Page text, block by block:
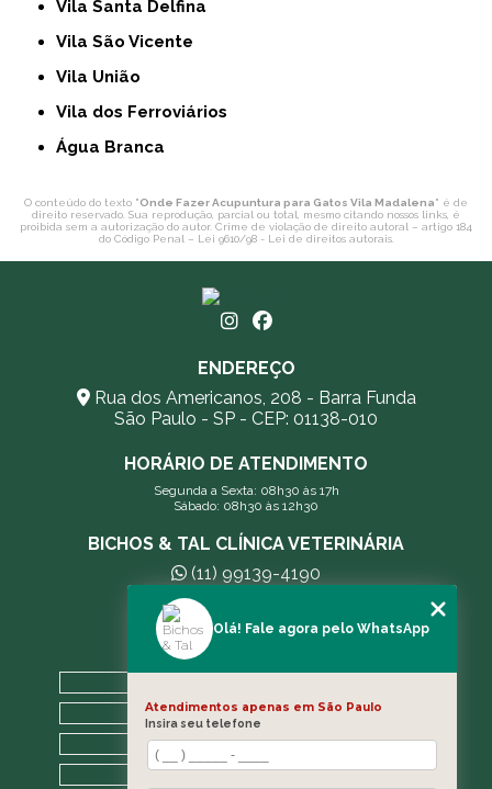
Vila Santa Delfina
Vila São Vicente
Vila União
Vila dos Ferroviários
Água Branca
O conteúdo do texto "Onde Fazer Acupuntura para Gatos Vila Madalena" é de
direito reservado. Sua reprodução, parcial ou total, mesmo citando nossos links, é
proibida sem a autorização do autor. Crime de violação de direito autoral – artigo 184
do Código Penal – Lei 9610/98 - Lei de direitos autorais.
ENDEREÇO
Rua dos Americanos, 208 - Barra Funda
São Paulo - SP - CEP: 01138-010
HORÁRIO DE ATENDIMENTO
Segunda a Sexta: 08h30 às 17h
Sábado: 08h30 às 12h30
BICHOS & TAL CLÍNICA VETERINÁRIA
(11) 99139-4190
andreleecitti5@gmail.com
A CLÍNICA
BLOG
CONTATO
Olá! Fale agora pelo WhatsApp
Atendimentos apenas em São Paulo
Insira seu telefone